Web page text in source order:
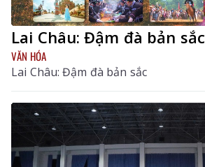
Lai Châu: Đậm đà bản sắc
VĂN HÓA
Lai Châu: Đậm đà bản sắc